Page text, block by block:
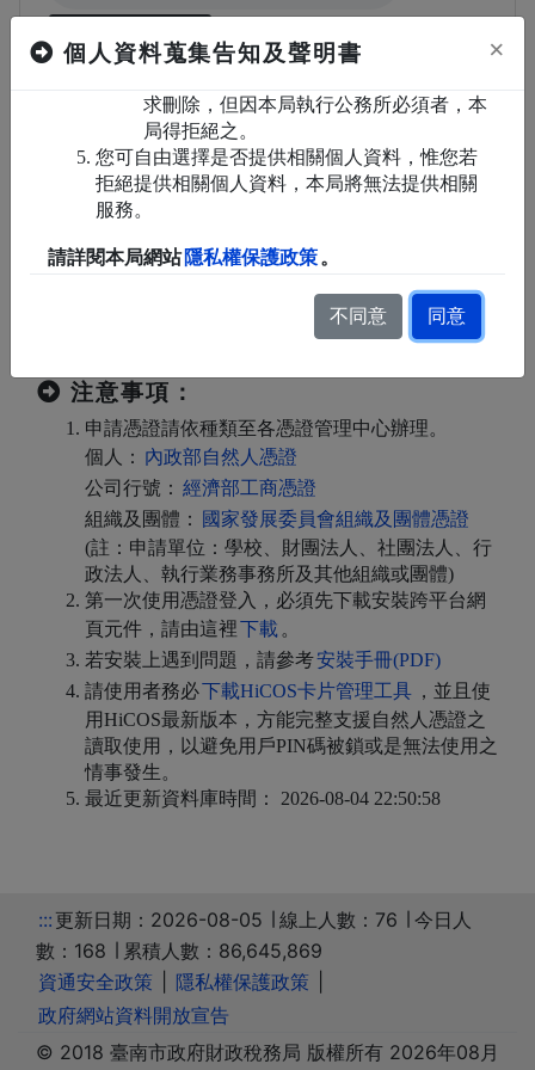
Firefox瀏覽器驗證語音操作按鍵（滑鼠或游標停駐在
語音列時）：
按[空格鍵]播放或停止驗證語音
[向上鍵]加大音量，[向下鍵]減低音量，
注意事項：
申請憑證請依種類至各憑證管理中心辦理。
個人： 內政部自然人憑證
公司行號： 經濟部工商憑證
組織及團體：
國家發展委員會組織及團體憑證
(註：申請單位：學校、財團法人、社團法人、行
政法人、執行業務事務所及其他組織或團體)
第一次使用憑證登入，必須先下載安裝跨平台網
頁元件，請由這裡下載 。
若安裝上遇到問題，請參考安裝手冊(PDF)
請使用者務必下載HiCOS卡片管理工具 ，並且使
用HiCOS最新版本，方能完整支援自然人憑證之
讀取使用，以避免用戶PIN碼被鎖或是無法使用之
情事發生。
最近更新資料庫時間： 2026-08-04 22:50:58
個人資料蒐集告知及聲明書 ×
整，惟依法您應為適當之釋明。
求刪除，但因本局執行公務所必須者，本
局得拒絕之。
您可自由選擇是否提供相關個人資料，惟您若
拒絕提供相關個人資料，本局將無法提供相關
服務。
請詳閱本局網站 隱私權保護政策。
不同意 同意
::: 更新日期：2026-08-05 ∣ 線上人數：76 ∣ 今日人
數：168 ∣ 累積人數：86,645,869
資通安全政策
隱私權保護政策
政府網站資料開放宣告
© 2018 臺南市政府財政稅務局 版權所有 2026年08月